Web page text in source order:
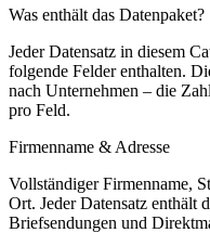
Was enthält das Datenpaket?
Jeder Datensatz in diesem
folgende Felder enthalten.
nach Unternehmen – die
pro Feld.
Firmenname & Adresse
Vollständiger Firmenname,
Ort. Jeder Datensatz enthält
Briefsendungen und